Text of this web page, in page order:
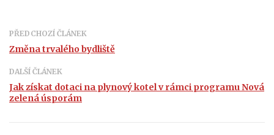
PŘEDCHOZÍ ČLÁNEK
Změna trvalého bydliště
DALŠÍ ČLÁNEK
Jak získat dotaci na plynový kotel v rámci programu Nová
zelená úsporám